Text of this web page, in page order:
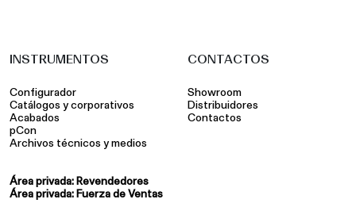
INSTRUMENTOS
Configurador
Catálogos y corporativos
Acabados
pCon
Archivos técnicos y medios
Área privada: Revendedores
Área privada: Fuerza de Ventas
CONTACTOS
Showroom
Distribuidores
Contactos